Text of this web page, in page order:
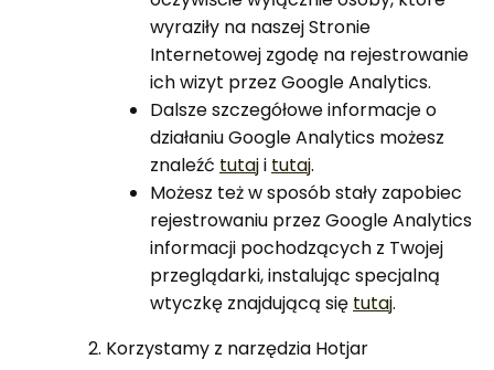
wyraziły na naszej Stronie
Internetowej zgodę na rejestrowanie
ich wizyt przez Google Analytics.
Dalsze szczegółowe informacje o
działaniu Google Analytics możesz
znaleźć tutaji tutaj.
Możesz też w sposób stały zapobiec
rejestrowaniu przez Google Analytics
informacji pochodzących z Twojej
przeglądarki, instalując specjalną
wtyczkę znajdującą się tutaj.
Korzystamy z narzędzia Hotjar